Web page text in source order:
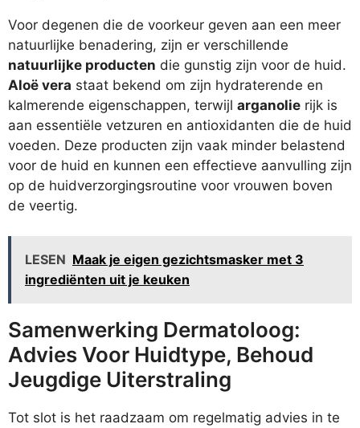
Voor degenen die de voorkeur geven aan een meer
natuurlijke benadering, zijn er verschillende
natuurlijke producten die gunstig zijn voor de huid.
Aloë vera staat bekend om zijn hydraterende en
kalmerende eigenschappen, terwijl arganolie rijk is
aan essentiële vetzuren en antioxidanten die de huid
voeden. Deze producten zijn vaak minder belastend
voor de huid en kunnen een effectieve aanvulling zijn
op de huidverzorgingsroutine voor vrouwen boven
de veertig.
LESEN Maak je eigen gezichtsmasker met 3
ingrediënten uit je keuken
Samenwerking Dermatoloog:
Advies Voor Huidtype, Behoud
Jeugdige Uiterstraling
Tot slot is het raadzaam om regelmatig advies in te